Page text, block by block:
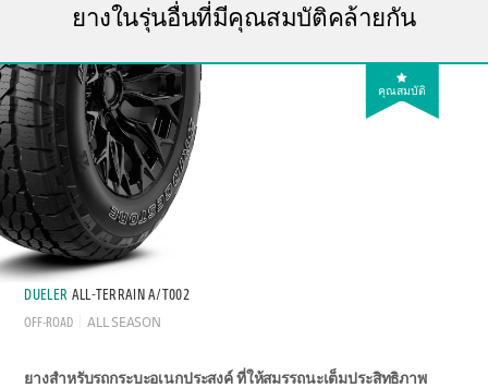
ยางในรุ่นอื่นที่มีคุณสมบัติคล้ายกัน
คุณสมบัติ
DUELER ALL-TERRAIN A/T002
OFF-ROAD ALL SEASON
ยางสำหรับรถกระบะอเนกประสงค์ ที่ให้สมรรถนะเต็มประสิทธิภาพ